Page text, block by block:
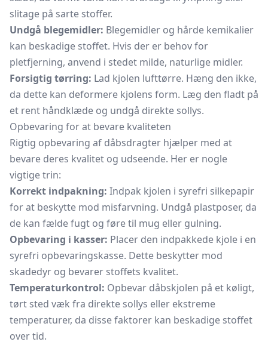
slitage på sarte stoffer.
Undgå blegemidler: Blegemidler og hårde kemikalier
kan beskadige stoffet. Hvis der er behov for
pletfjerning, anvend i stedet milde, naturlige midler.
Forsigtig tørring: Lad kjolen lufttørre. Hæng den ikke,
da dette kan deformere kjolens form. Læg den fladt på
et rent håndklæde og undgå direkte sollys.
Opbevaring for at bevare kvaliteten
Rigtig opbevaring af dåbsdragter hjælper med at
bevare deres kvalitet og udseende. Her er nogle
vigtige trin:
Korrekt indpakning: Indpak kjolen i syrefri silkepapir
for at beskytte mod misfarvning. Undgå plastposer, da
de kan fælde fugt og føre til mug eller gulning.
Opbevaring i kasser: Placer den indpakkede kjole i en
syrefri opbevaringskasse. Dette beskytter mod
skadedyr og bevarer stoffets kvalitet.
Temperaturkontrol: Opbevar dåbskjolen på et køligt,
tørt sted væk fra direkte sollys eller ekstreme
temperaturer, da disse faktorer kan beskadige stoffet
over tid.